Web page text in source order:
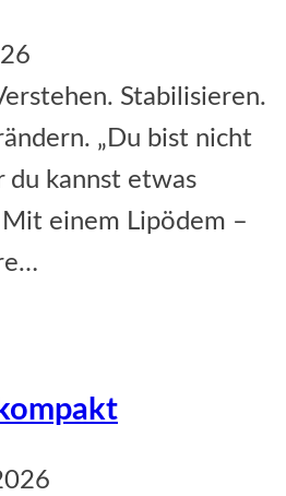
Stabilisieren.
„Du bist nicht
du kannst etwas
Mit einem Lipödem –